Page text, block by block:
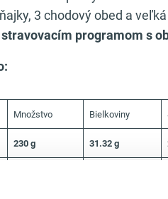
3 chodový obed a
programom s
Množstvo Bielkoviny
230 g 31.32 g